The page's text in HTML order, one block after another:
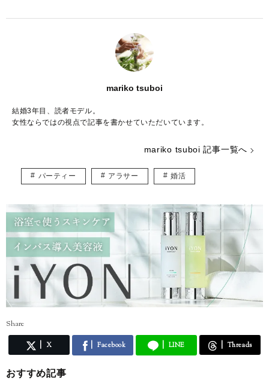
mariko tsuboi
結婚3年目、読者モデル。
女性ならではの視点で記事を書かせていただいています。
mariko tsuboi 記事一覧へ
パーティー アラサー 婚活
Share
X Facebook LINE Threads
おすすめ記事